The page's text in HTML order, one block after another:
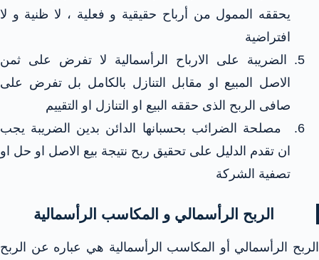
يحققه الممول من أرباح حقيقية و فعلية ، لا ظنية و لا
افتراضية
الضريبة على الارباح الرأسمالية لا تفرض على ثمن
الاصل المبيع او مقابل التنازل بالكامل بل تفرض على
صافى الربح الذى حققه البيع او التنازل او التقييم
مصلحة الضرائب بحسبانها الدائن بدين الضريبة يجب
ان تقدم الدليل على تحقيق ربح نتيجة بيع الاصل او حل او
تصفية الشركة
الربح الرأسمالي و المكاسب الرأسمالية
الربح الرأسمالي أو المكاسب الرأسمالية هي عباره عن الربح